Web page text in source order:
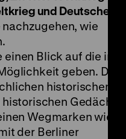
und Deutscher
nachzugehen, wie
Blick auf die in
geben. Dem
historischen
Gedächtnis
Wegmarken wie die
der Berliner